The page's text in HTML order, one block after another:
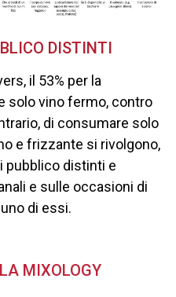
DISTINTI
il 53% per la
solo vino fermo, contro
di consumare solo
e frizzante si rivolgono,
pubblico distinti e
e sulle occasioni di
di essi.
MIXOLOGY